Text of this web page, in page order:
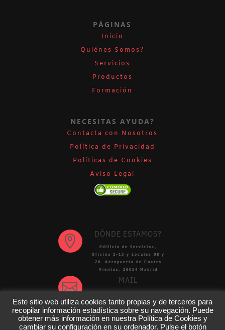
PÁGINAS
Inicio
Quiénes Somos?
Servicios
Productos
Formación
NECESITAS AYUDA?
Contacta con Nosotros
Política de Privacidad
Políticas de Cookies
Aviso Legal
 DÓNDE ESTAMOS?
Edificio de Servicios,
Oficina 1-13 y Locales 08 y
20. Aeropuerto de Cuatro
Vientos
28054 Madrid
 MAIL
Aerotecnia Ingeniería, S.L.
Todos los derechos reservados
Este sitio web utiliza cookies tanto propias y de terceros para
recopilar información estadística sobre su navegación. Puede
obtener más información en nuestra Política de Cookies y
cambiar su configuración en su ordenador. Pulse el botón